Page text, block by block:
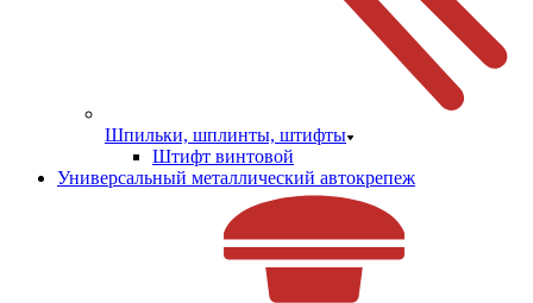
Шпильки, шплинты, штифты
Штифт винтовой
Универсальный металлический автокрепеж